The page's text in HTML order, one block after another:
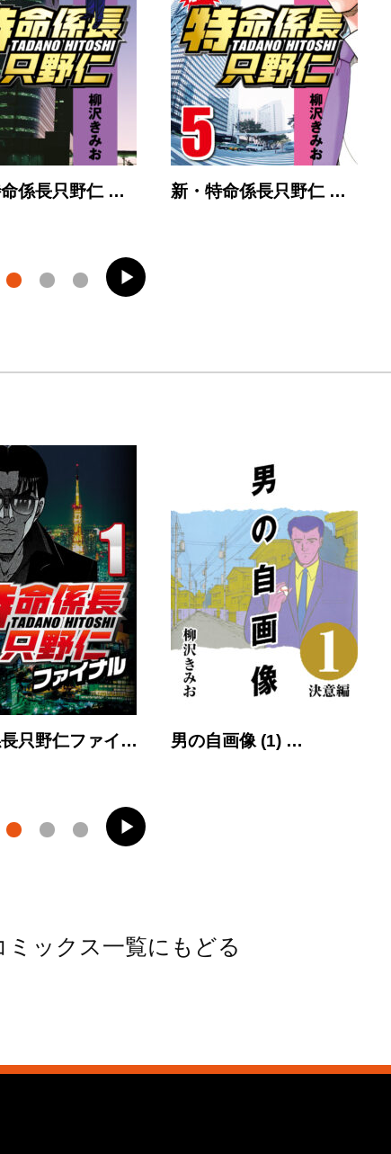
係長只野仁 … 新・特命係長只野仁 …
只野仁ファイ… 男の自画像 (1) …
ミックス一覧にもどる